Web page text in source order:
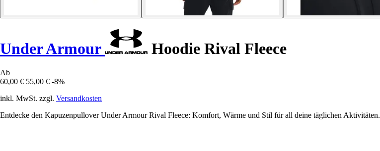
Under Armour Hoodie Rival Fleece
Ab
60,00 € 55,00 € -8%
inkl. MwSt. zzgl. Versandkosten
Entdecke den Kapuzenpullover Under Armour Rival Fleece: Komfort, Wärme und Stil für all deine täglichen Aktivitäten.